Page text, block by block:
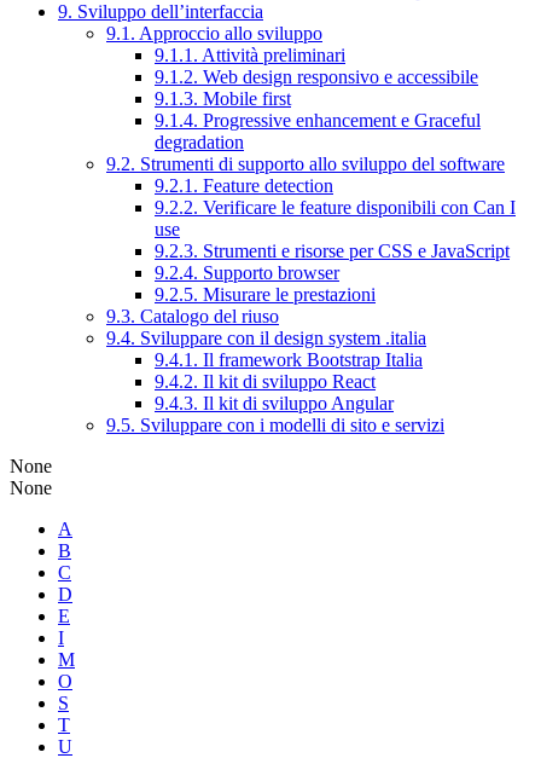
9. Sviluppo dell’interfaccia
9.1. Approccio allo sviluppo
9.1.1. Attività preliminari
9.1.2. Web design responsivo e accessibile
9.1.3. Mobile first
9.1.4. Progressive enhancement e Graceful
degradation
9.2. Strumenti di supporto allo sviluppo del software
9.2.1. Feature detection
9.2.2. Verificare le feature disponibili con Can I
use
9.2.3. Strumenti e risorse per CSS e JavaScript
9.2.4. Supporto browser
9.2.5. Misurare le prestazioni
9.3. Catalogo del riuso
9.4. Sviluppare con il design system .italia
9.4.1. Il framework Bootstrap Italia
9.4.2. Il kit di sviluppo React
9.4.3. Il kit di sviluppo Angular
9.5. Sviluppare con i modelli di sito e servizi
None
None
A
B
C
D
E
I
M
O
S
T
U